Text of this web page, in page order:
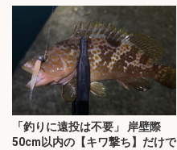
「釣りに遠投は不要」 岸壁際
50cm以内の【キワ撃ち】だけで